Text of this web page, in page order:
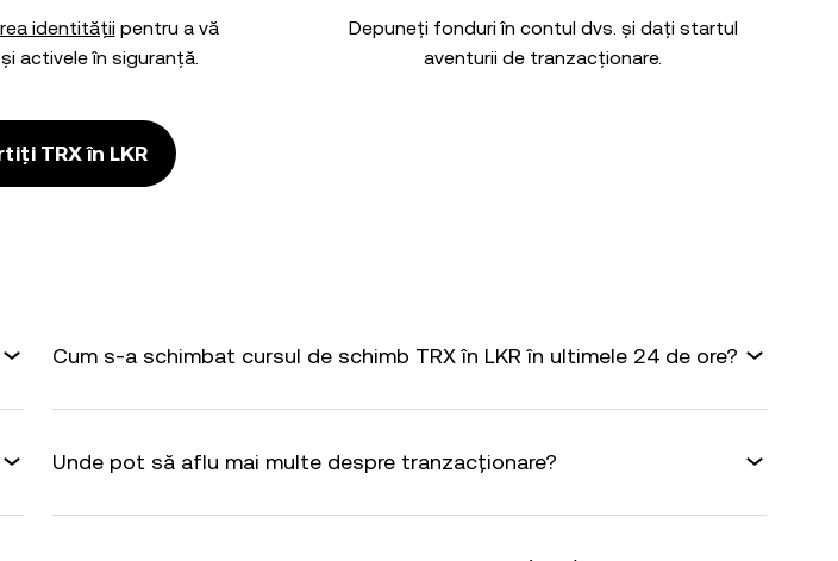
identității pentru a vă
activele în siguranță.
Depuneți fonduri în contul dvs. și dați startul
aventurii de tranzacționare.
TRX în LKR
Cum s-a schimbat cursul de schimb TRX în LKR în ultimele 24 de ore?
Unde pot să aflu mai multe despre tranzacționare?